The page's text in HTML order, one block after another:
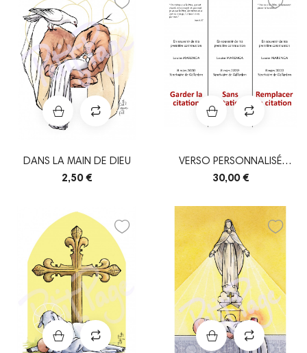
DANS LA MAIN DE DIEU
2,50 €
VERSO PERSONNALISÉ
SIGNETS
30,00 €